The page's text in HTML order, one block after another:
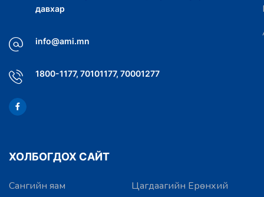
давхар
info@ami.mn
1800-1177, 70101177, 70001277
ХОЛБОГДОХ САЙТ
Сангийн яам
Цагдаагийн Ерөнхий